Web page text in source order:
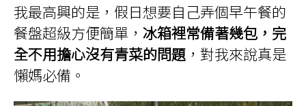
我最高興的是，假日想要自己弄個早午餐的
餐盤超級方便簡單， 冰箱裡常備著幾包，完
全不用擔心沒有青菜的問題 ，對我來說真是
懶媽必備。